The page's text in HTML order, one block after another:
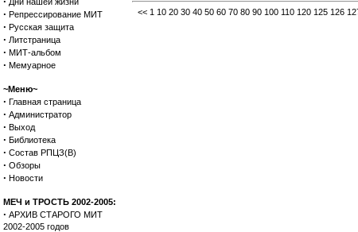
· Репрессирование МИТ
· Русская защита
· Литстраница
· МИТ-альбом
· Мемуарное
~Меню~
· Главная страница
· Администратор
· Выход
· Библиотека
· Состав РПЦЗ(В)
· Обзоры
· Новости
МЕЧ и ТРОСТЬ 2002-2005:
· АРХИВ СТАРОГО МИТ
2002-2005 годов
<< 1 10 20 30 40 50 60 70 80 90 100 110 120 125 126